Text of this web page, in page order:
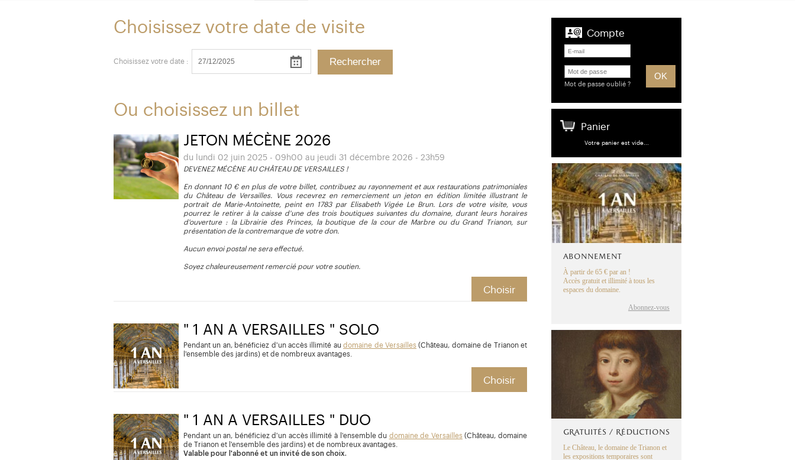
Ou choisissez un billet
Choisissez votre date de visite
Choisissez votre date :
JETON MÉCÈNE 2026
du lundi 02 juin 2025 - 09h00 au jeudi 31 décembre 2026 - 23h59
DEVENEZ MÉCÈNE AU CHÂTEAU DE VERSAILLES !
En donnant 10 € en plus de votre billet, contribuez au rayonnement et aux restaurations patrimoniales
du Château de Versailles. Vous recevrez en remerciement un jeton en édition limitée illustrant le
portrait de Marie-Antoinette, peint en 1783 par Elisabeth Vigée Le Brun. Lors de votre visite, vous
pourrez le retirer à la caisse d'une des trois boutiques suivantes du domaine, durant leurs horaires
d'ouverture : la Librairie des Princes, la boutique de la cour de Marbre ou du Grand Trianon, sur
présentation de la contremarque de votre don.
Aucun envoi postal ne sera effectué.
Soyez chaleureusement remercié pour votre soutien.
Choisir
" 1 AN A VERSAILLES " SOLO
Pendant un an, bénéficiez d'un accès illimité audomaine de Versailles (Château, domaine de Trianon et
l'ensemble des jardins) et de nombreux avantages.
Choisir
" 1 AN A VERSAILLES " DUO
Pendant un an, bénéficiez d'un accès illimité à l'ensemble du domaine de Versailles(Château, domaine
de Trianon et l'ensemble des jardins) et de nombreux avantages.
Valable pour l'abonné et un invité de son choix.
Compte
Mot de passe oublié ?
Panier
Votre panier est vide...
ABONNEMENT
À partir de 65 € par an !
Accès gratuit et illimité à tous les
espaces du domaine.
Abonnez-vous
GRATUITÉS / RÉDUCTIONS
Le Château, le domaine de Trianon et
les expositions temporaires sont